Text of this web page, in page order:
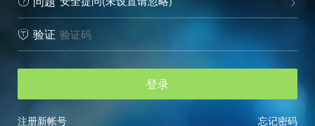

 验证
登录
忘记密码
注册新帐号